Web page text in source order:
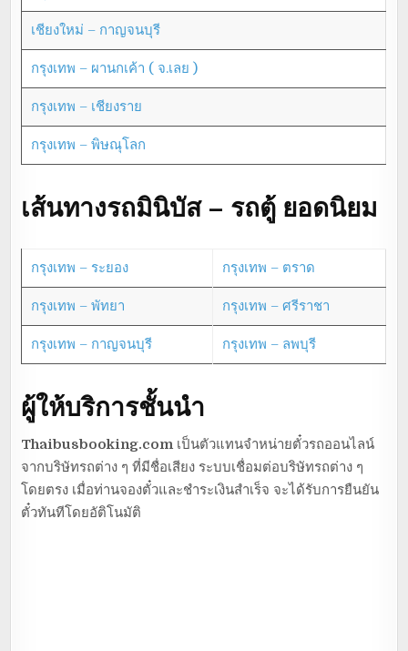
เชียงใหม่ – กาญจนบุรี
กรุงเทพ – ผานกเค้า ( จ.เลย )
กรุงเทพ – เชียงราย
กรุงเทพ – พิษณุโลก
เส้นทางรถมินิบัส – รถตู้ ยอดนิยม
กรุงเทพ – ระยอง กรุงเทพ – ตราด
กรุงเทพ – พัทยา กรุงเทพ – ศรีราชา
กรุงเทพ – กาญจนบุรี กรุงเทพ – ลพบุรี
ผู้ให้บริการชั้นนำ
Thaibusbooking.com เป็นตัวแทนจำหน่ายตั๋วรถออนไลน์
จากบริษัทรถต่าง ๆ ที่มีชื่อเสียง ระบบเชื่อมต่อบริษัทรถต่าง ๆ
โดยตรง เมื่อท่านจองตั๋วและชำระเงินสำเร็จ จะได้รับการยืนยัน
ตั๋วทันทีโดยอัติโนมัติ